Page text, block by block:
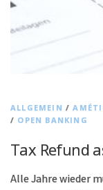
ALLGEMEIN /
/ OPEN BANKING
Tax Refund
Alle Jahre wieder